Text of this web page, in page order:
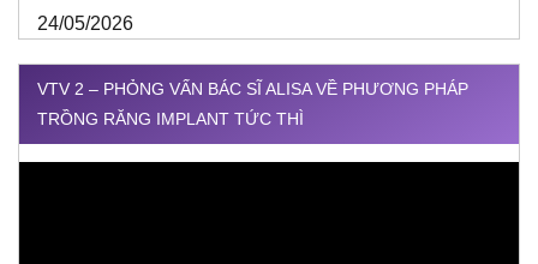
24/05/2026
VTV 2 – PHỎNG VẤN BÁC SĨ ALISA VỀ PHƯƠNG PHÁP
TRỒNG RĂNG IMPLANT TỨC THÌ